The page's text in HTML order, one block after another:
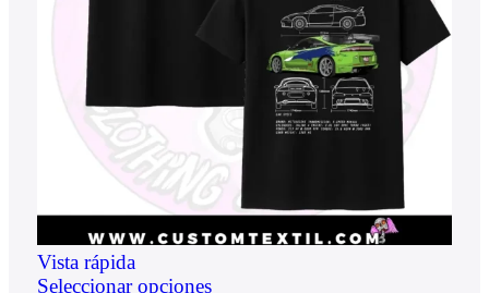
Vista rápida
Seleccionar opciones